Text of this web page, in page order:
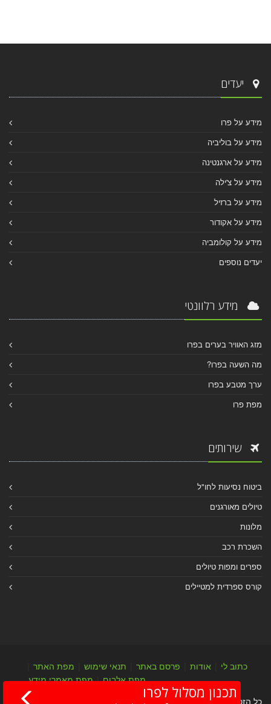
יעדים
מידע על פרו
מידע על בוליביה
מידע על ארגנטינה
מידע על צ'ילה
מידע על ברזיל
מידע על אקודור
מידע על קולומביה
יעדים נוספים
מידע רלוונטי
מזג האוויר בערים בפרו
מה השעה בפרו?
ערך מטבע בפרו
מפת פרו
שירותים
ביטוח נסיעות לחו"ל
טיולים מאורגנים
מלונות
השכרת רכב
ספרים ומפות טיולים
קורס ספרדית למטיילים
כתוב לי אודות פרסם באתר תנאי שימוש מפת האתר
מפת אלבום|מפת מאמרי מידע
כל הזכויות שמורות לערן יהב © 2004-2026
תכנון מסלול לפרו